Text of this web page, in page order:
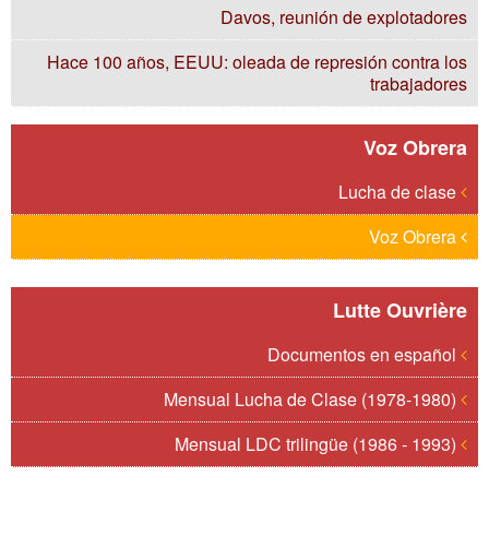
Davos, reunión de explotadores
Hace 100 años, EEUU: oleada de represión contra los
trabajadores
Voz Obrera
Lutte Ouvrière